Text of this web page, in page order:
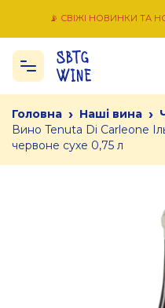
📡 СВІЖІ НОВИНКИ ТА
Головна › Наші вина ›
Вино Tenuta Di Carleone
червоне сухе 0,75 л